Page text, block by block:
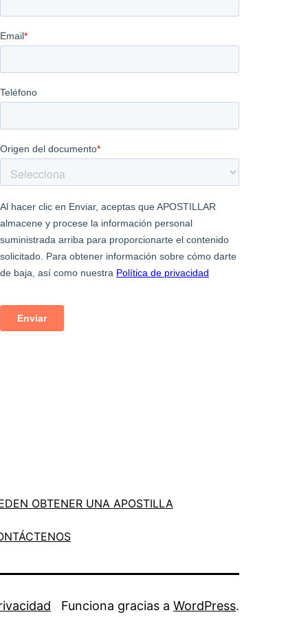
OBTENER UNA APOSTILLA
Funciona gracias a WordPress.